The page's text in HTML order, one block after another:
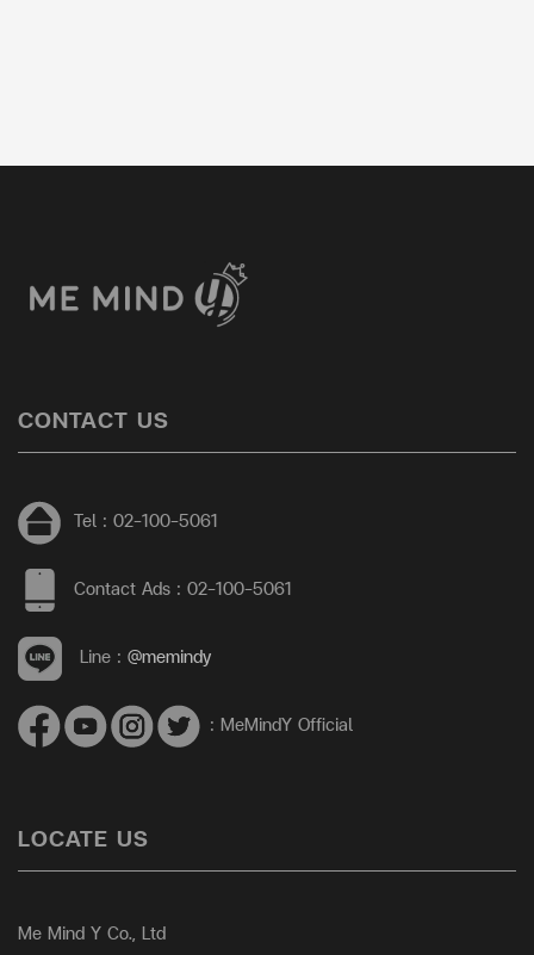
CONTACT US
Tel : 02-100-5061
Contact Ads : 02-100-5061
Line : @memindy
: MeMindY Official
LOCATE US
Me Mind Y Co., Ltd